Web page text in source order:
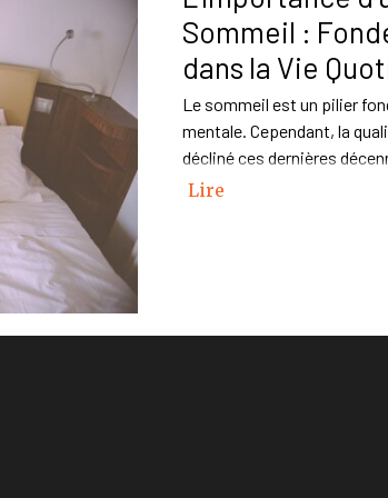
Sommeil :
dans la Vie
Le sommeil est un pilier
mentale. Cependant, la
décliné ces dernières
Lire